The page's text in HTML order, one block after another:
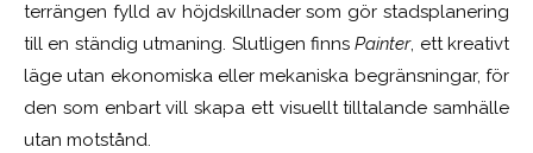
terrängen fylld av höjdskillnader som gör stadsplanering
till en ständig utmaning. Slutligen finnsPainter, ett kreativt
läge utan ekonomiska eller mekaniska begränsningar, för
den som enbart vill skapa ett visuellt tilltalande samhälle
utan motstånd.